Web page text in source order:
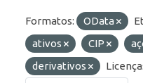
Formatos: OData
ativos
CIP
derivativos